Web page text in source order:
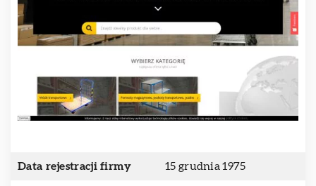
Data rejestracji firmy 15 grudnia 1975